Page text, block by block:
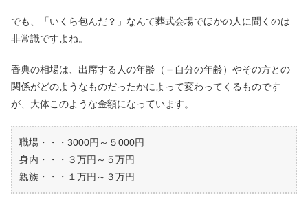
でも、「いくら包んだ？」なんて葬式会場でほかの人に聞くのは
非常識ですよね。
香典の相場は、出席する人の年齢（＝自分の年齢）やその方との
関係がどのようなものだったかによって変わってくるものです
が、大体このような金額になっています。
職場・・・3000円～５000円
身内・・・３万円～５万円
親族・・・１万円～３万円